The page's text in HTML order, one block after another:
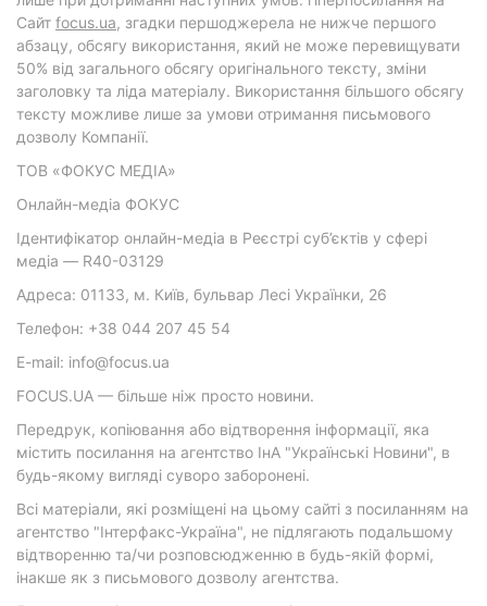
Cайт focus.ua, згадки першоджерела не нижче першого
абзацу, обсягу використання, який не може перевищувати
50% від загального обсягу оригінального тексту, зміни
заголовку та ліда матеріалу. Використання більшого обсягу
тексту можливе лише за умови отримання письмового
дозволу Компанії.
ТОВ «ФОКУС МЕДІА»
Онлайн-медіа ФОКУС
Ідентифікатор онлайн-медіа в Реєстрі суб’єктів у сфері
медіа — R40-03129
Адреса: 01133, м. Київ, бульвар Лесі Українки, 26
Телефон: +38 044 207 45 54
E-mail: info@focus.ua
FOCUS.UA — більше ніж просто новини.
Передрук, копіювання або відтворення інформації, яка
містить посилання на агентство ІнА "Українські Новини", в
будь-якому вигляді суворо заборонені.
Всі матеріали, які розміщені на цьому сайті з посиланням на
агентство "Інтерфакс-Україна", не підлягають подальшому
відтворенню та/чи розповсюдженню в будь-якій формі,
інакше як з письмового дозволу агентства.